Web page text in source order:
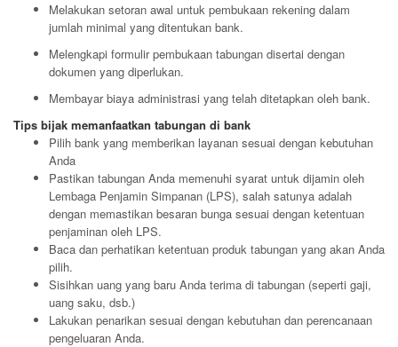
Melakukan setoran awal untuk pembukaan rekening dalam
jumlah minimal yang ditentukan bank.
Melengkapi formulir pembukaan tabungan disertai dengan
dokumen yang diperlukan.
Membayar biaya administrasi yang telah ditetapkan oleh bank.
Tips bijak memanfaatkan tabungan di bank
Pilih bank yang memberikan layanan sesuai dengan kebutuhan
Anda
Pastikan tabungan Anda memenuhi syarat untuk dijamin oleh
Lembaga Penjamin Simpanan (LPS), salah satunya adalah
dengan memastikan besaran bunga sesuai dengan ketentuan
penjaminan oleh LPS.
Baca dan perhatikan ketentuan produk tabungan yang akan Anda
pilih.
Sisihkan uang yang baru Anda terima di tabungan (seperti gaji,
uang saku, dsb.)
Lakukan penarikan sesuai dengan kebutuhan dan perencanaan
pengeluaran Anda.